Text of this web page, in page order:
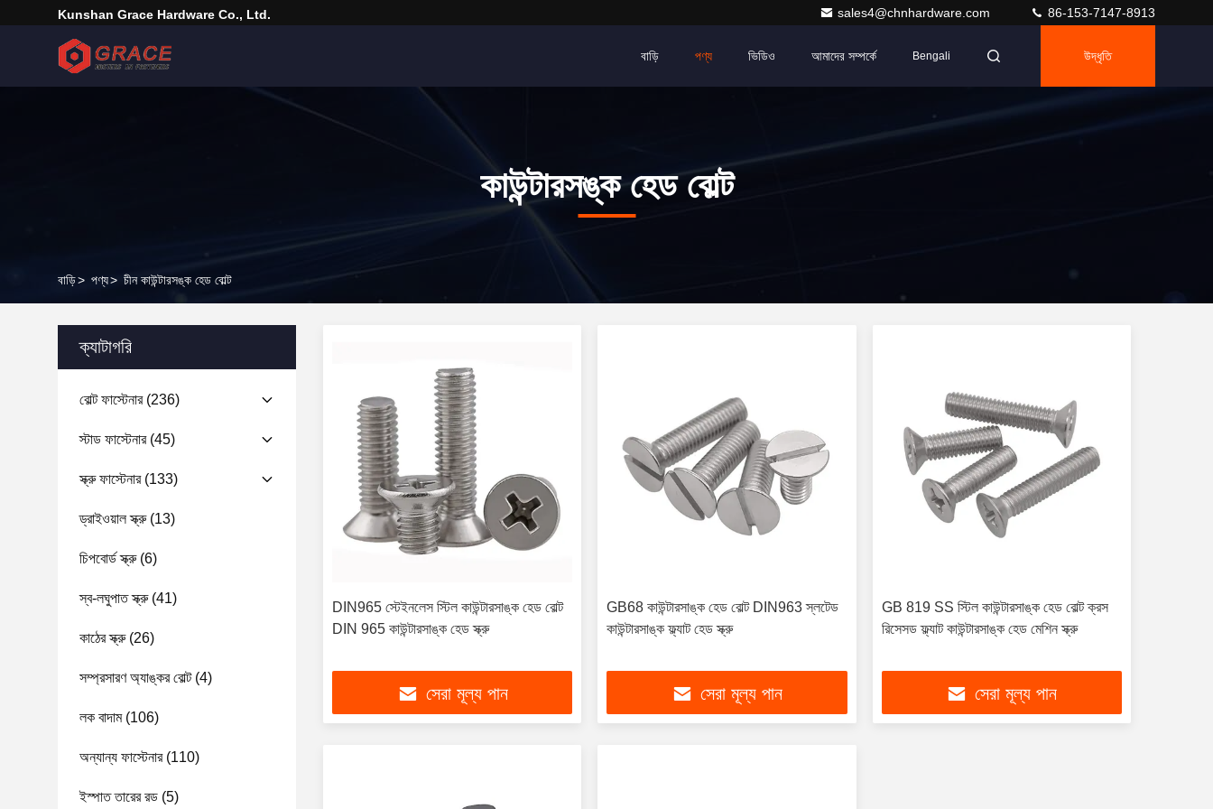
Kunshan Grace Hardware Co., Ltd. sales4@chnhardware.com 86-153-7147-8913
বাড়ি পণ্য ভিডিও আমাদের সম্পর্কে Bengali উদ্ধৃতি
কাউন্টারসঙ্ক হেড বোল্ট
বাড়ি> পণ্য> চীন কাউন্টারসঙ্ক হেড বোল্ট
ক্যাটাগরি
বোল্ট ফাস্টেনার(236)
স্টাড ফাস্টেনার(45)
স্ক্রু ফাস্টেনার(133)
ড্রাইওয়াল স্ক্রু(13)
চিপবোর্ড স্ক্রু(6)
স্ব-লঘুপাত স্ক্রু(41)
কাঠের স্ক্রু(26)
সম্প্রসারণ অ্যাঙ্কর বোল্ট(4)
লক বাদাম(106)
অন্যান্য ফাস্টেনার(110)
ইস্পাত তারের রড (5)
DIN965 স্টেইনলেস স্টিল কাউন্টারসাঙ্ক হেড বোল্ট
DIN 965 কাউন্টারসাঙ্ক হেড স্ক্রু
সেরা মূল্য পান
GB68 কাউন্টারসাঙ্ক হেড বোল্ট DIN963 স্লটেড
কাউন্টারসাঙ্ক ফ্ল্যাট হেড স্ক্রু
সেরা মূল্য পান
GB 819 SS স্টিল কাউন্টারসাঙ্ক হেড বোল্ট ক্রস
রিসেসড ফ্ল্যাট কাউন্টারসাঙ্ক হেড মেশিন স্ক্রু
সেরা মূল্য পান